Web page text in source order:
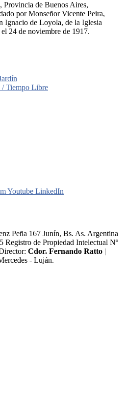
de Buenos Aires,
por Monseñor Vicente Peira,
Ignacio de Loyola, de la Iglesia
24 de noviembre de 1917.
/ Tiempo Libre
Youtube LinkedIn
Peña 167 Junín, Bs. As. Argentina
Registro de Propiedad Intelectual Nº
Cdor. Fernando Ratto |
- Luján.